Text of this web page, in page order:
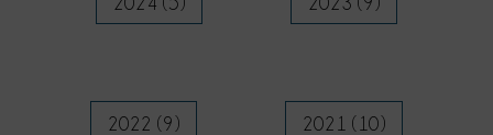
2022 (9) 2021 (10)